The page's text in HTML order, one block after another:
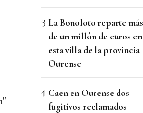
La Bonoloto reparte más
de un millón de euros en
esta villa de la provincia
Ourense
Caen en Ourense dos
fugitivos reclamados